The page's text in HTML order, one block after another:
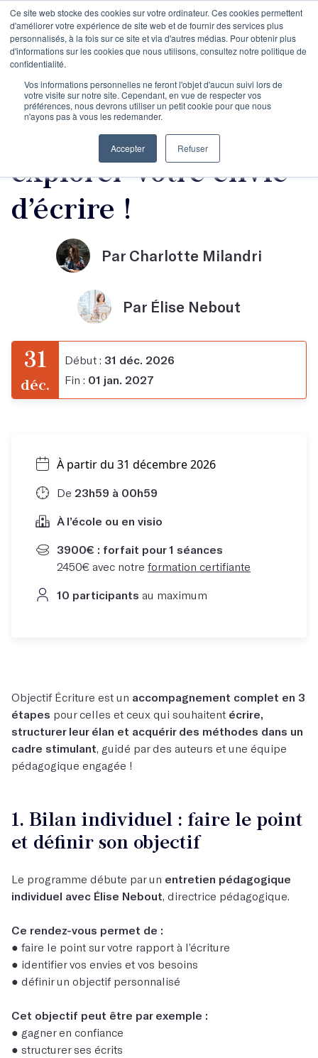
Ce site web stocke des cookies sur votre ordinateur. Ces cookies permettent
d'améliorer votre expérience de site web et de fournir des services plus
personnalisés, à la fois sur ce site et via d'autres médias. Pour obtenir plus
d'informations sur les cookies que nous utilisons, consultez notre politique de
confidentialité.
Vos informations personnelles ne feront l'objet d'aucun suivi lors de
votre visite sur notre site. Cependant, en vue de respecter vos
préférences, nous devrons utiliser un petit cookie pour que nous
n'ayons pas à vous les redemander.
Accepter Refuser
Objectif Écriture : Un
programme pour
explorer votre envie
d’écrire !
Par Charlotte Milandri
Par Élise Nebout
31
déc.
Début : 31 déc. 2026
Fin : 01 jan. 2027
À partir du 31 décembre 2026
De 23h59 à 00h59
À l’école ou en visio
3900€ : forfait pour 1 séances
2450€ avec notre formation certifiante
10 participants au maximum
Objectif Écriture est un accompagnement complet en 3
étapes pour celles et ceux qui souhaitent écrire,
structurer leur élan et acquérir des méthodes dans un
cadre stimulant, guidé par des auteurs et une équipe
pédagogique engagée !
1. Bilan individuel : faire le point
et définir son objectif
Le programme débute par un entretien pédagogique
individuel avec Élise Nebout, directrice pédagogique.
Ce rendez-vous permet de :
● faire le point sur votre rapport à l’écriture
● identifier vos envies et vos besoins
● définir un objectif personnalisé
Cet objectif peut être par exemple :
● gagner en confiance
● structurer ses écrits